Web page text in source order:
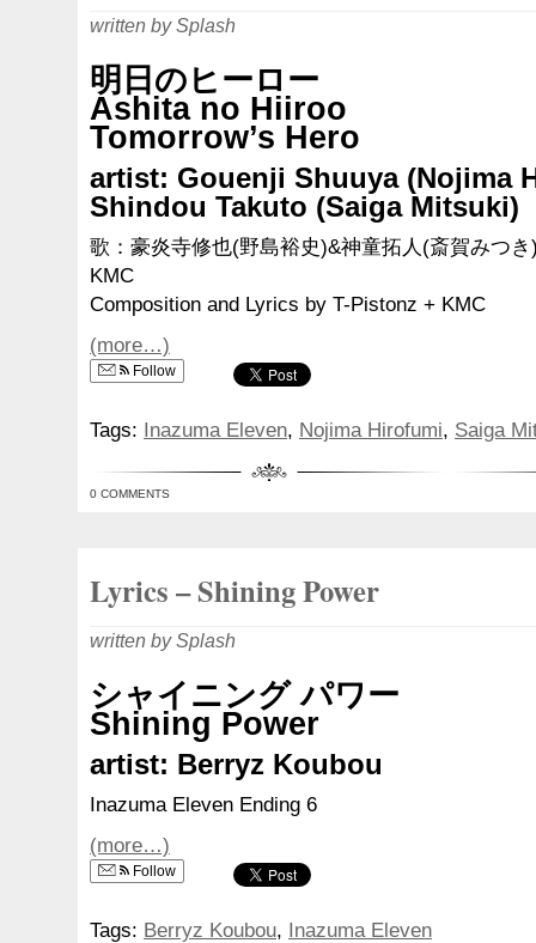
written by Splash
明日のヒーロー
Ashita no Hiiroo
Tomorrow’s Hero
artist: Gouenji Shuuya (Nojima
Shindou Takuto (Saiga Mitsuki)
歌：豪炎寺修也(野島裕史)&神童拓人(斎賀みつ
KMC
Composition and Lyrics by T-Pistonz + KMC
(more…)
Follow
Tags: Inazuma Eleven, Nojima Hirofumi, Saiga
0 COMMENTS
Lyrics – Shining Power
written by Splash
シャイニング パワー
Shining Power
artist: Berryz Koubou
Inazuma Eleven Ending 6
(more…)
Follow
Tags: Berryz Koubou, Inazuma Eleven